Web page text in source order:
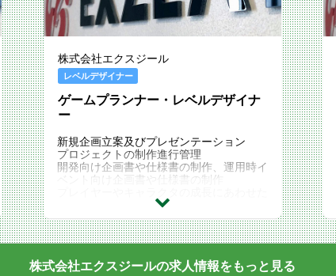
株式会社エクスジール
レベルデザイナー
ゲームプランナー・レベルデザイナ
ー
新規企画立案及びプレゼンテーション
プロジェクトの制作進行管理
開発向け企画書や仕様書の制作、運用時イ
ベント向け企画書や仕様書の制作
パラメータ設計、エネミー配置やマップ設
計などのレベルデザイン業務、イベントシ
ーン等でのスクリプト制作
協力会社との連携業務（ボイス収録、広告
など
株式会社エクスジールの求人情報をもっと見る